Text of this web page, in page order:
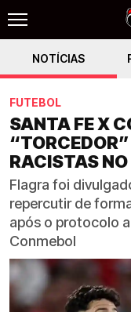
NOTÍCIAS
FUTEBOL
SANTA FE X
RACISTAS
Flagra foi
repercutir de
após o protocolo
Conmebol